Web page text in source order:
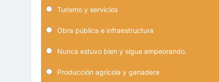
Turismo y servicios
Obra pública e infraestructura
Nunca estuvo bien y sigue empeorando.
Producción agrícola y ganadera